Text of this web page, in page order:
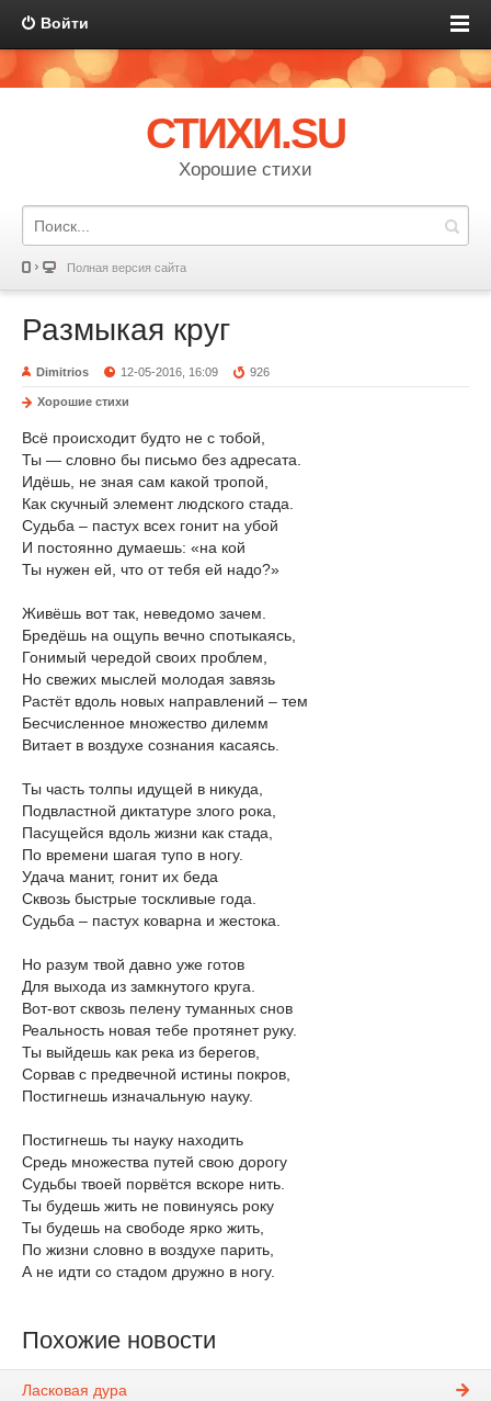
Войти
СТИХИ.SU
Хорошие стихи
Полная версия сайта
Размыкая круг
Dimitrios 12-05-2016, 16:09 926
Хорошие стихи
Всё происходит будто не с тобой,
Ты — словно бы письмо без адресата.
Идёшь, не зная сам какой тропой,
Как скучный элемент людского стада.
Судьба – пастух всех гонит на убой
И постоянно думаешь: «на кой
Ты нужен ей, что от тебя ей надо?»
Живёшь вот так, неведомо зачем.
Бредёшь на ощупь вечно спотыкаясь,
Гонимый чередой своих проблем,
Но свежих мыслей молодая завязь
Растёт вдоль новых направлений – тем
Бесчисленное множество дилемм
Витает в воздухе сознания касаясь.
Ты часть толпы идущей в никуда,
Подвластной диктатуре злого рока,
Пасущейся вдоль жизни как стада,
По времени шагая тупо в ногу.
Удача манит, гонит их беда
Сквозь быстрые тоскливые года.
Судьба – пастух коварна и жестока.
Но разум твой давно уже готов
Для выхода из замкнутого круга.
Вот-вот сквозь пелену туманных снов
Реальность новая тебе протянет руку.
Ты выйдешь как река из берегов,
Сорвав с предвечной истины покров,
Постигнешь изначальную науку.
Постигнешь ты науку находить
Средь множества путей свою дорогу
Судьбы твоей порвётся вскоре нить.
Ты будешь жить не повинуясь року
Ты будешь на свободе ярко жить,
По жизни словно в воздухе парить,
А не идти со стадом дружно в ногу.
Похожие новости
Ласковая дура